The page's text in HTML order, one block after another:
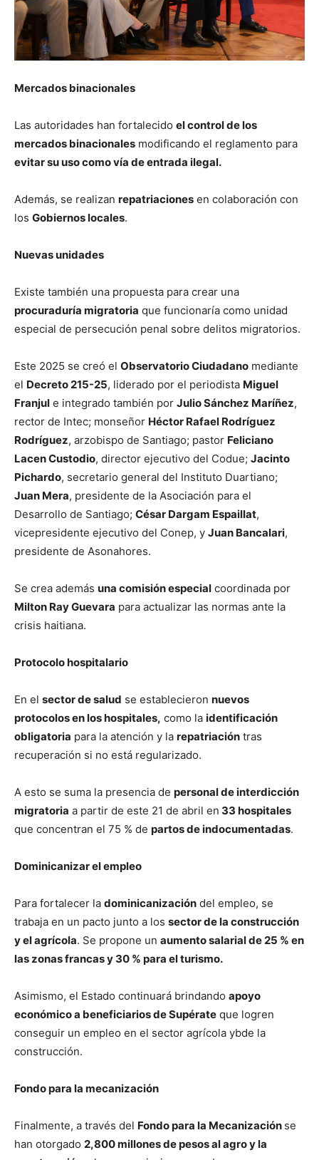
Mercados binacionales
Las autoridades han fortalecido el control de los
mercados binacionales modificando el reglamento para
evitar su uso como vía de entrada ilegal.
Además, se realizan repatriaciones en colaboración con
los Gobiernos locales.
Nuevas unidades
Existe también una propuesta para crear una
procuraduría migratoria que funcionaría como unidad
especial de persecución penal sobre delitos migratorios.
Este 2025 se creó el Observatorio Ciudadano mediante
el Decreto 215-25, liderado por el periodista Miguel
Franjul e integrado también por Julio Sánchez Maríñez,
rector de Intec; monseñor Héctor Rafael Rodríguez
Rodríguez, arzobispo de Santiago; pastor Feliciano
Lacen Custodio, director ejecutivo del Codue; Jacinto
Pichardo, secretario general del Instituto Duartiano;
Juan Mera, presidente de la Asociación para el
Desarrollo de Santiago; César Dargam Espaillat,
vicepresidente ejecutivo del Conep, y Juan Bancalari,
presidente de Asonahores.
Se crea además una comisión especial coordinada por
Milton Ray Guevara para actualizar las normas ante la
crisis haitiana.
Protocolo hospitalario
En el sector de salud se establecieron nuevos
protocolos en los hospitales, como la identificación
obligatoria para la atención y la repatriación tras
recuperación si no está regularizado.
A esto se suma la presencia de personal de interdicción
migratoria a partir de este 21 de abril en 33 hospitales
que concentran el 75 % de partos de indocumentadas.
Dominicanizar el empleo
Para fortalecer la dominicanización del empleo, se
trabaja en un pacto junto a los sector de la construcción
y el agrícola. Se propone un aumento salarial de 25 % en
las zonas francas y 30 % para el turismo.
Asimismo, el Estado continuará brindando apoyo
económico a beneficiarios de Supérate que logren
conseguir un empleo en el sector agrícola ybde la
construcción.
Fondo para la mecanización
Finalmente, a través del Fondo para la Mecanización se
han otorgado 2,800 millones de pesos al agro y la